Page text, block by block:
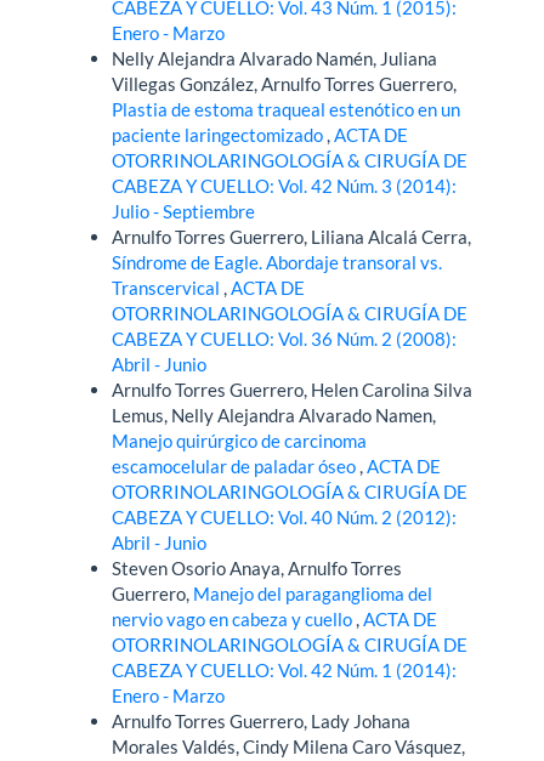
CABEZA Y CUELLO: Vol. 43 Núm. 1 (2015):
Enero - Marzo
Nelly Alejandra Alvarado Namén, Juliana
Villegas González, Arnulfo Torres Guerrero,
Plastia de estoma traqueal estenótico en un
paciente laringectomizado,ACTA DE
OTORRINOLARINGOLOGÍA & CIRUGÍA DE
CABEZA Y CUELLO: Vol. 42 Núm. 3 (2014):
Julio - Septiembre
Arnulfo Torres Guerrero, Liliana Alcalá Cerra,
Síndrome de Eagle. Abordaje transoral vs.
Transcervical,ACTA DE
OTORRINOLARINGOLOGÍA & CIRUGÍA DE
CABEZA Y CUELLO: Vol. 36 Núm. 2 (2008):
Abril - Junio
Arnulfo Torres Guerrero, Helen Carolina Silva
Lemus, Nelly Alejandra Alvarado Namen,
Manejo quirúrgico de carcinoma
escamocelular de paladar óseo,ACTA DE
OTORRINOLARINGOLOGÍA & CIRUGÍA DE
CABEZA Y CUELLO: Vol. 40 Núm. 2 (2012):
Abril - Junio
Steven Osorio Anaya, Arnulfo Torres
Guerrero, Manejo del paraganglioma del
nervio vago en cabeza y cuello,ACTA DE
OTORRINOLARINGOLOGÍA & CIRUGÍA DE
CABEZA Y CUELLO: Vol. 42 Núm. 1 (2014):
Enero - Marzo
Arnulfo Torres Guerrero, Lady Johana
Morales Valdés, Cindy Milena Caro Vásquez,